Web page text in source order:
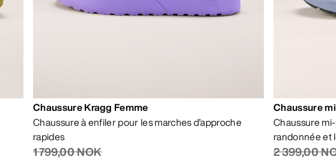
Chaussure Kragg Femme
Chaussure à enfiler pour les marches d’approche
rapides
1 799,00 NOK
Chaussure
Chaussure
randonnée et
2 399,00